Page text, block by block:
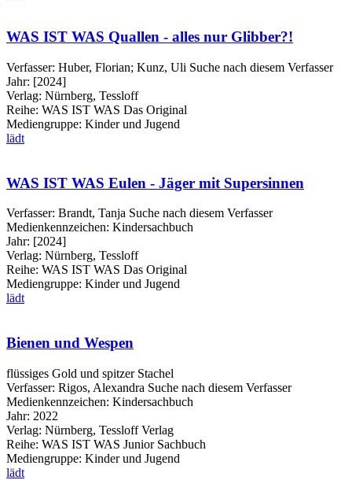
WAS IST WAS Quallen - alles nur Glibber?!
Verfasser: Huber, Florian; Kunz, Uli Suche nach diesem Verfasser
Jahr: [2024]
Verlag: Nürnberg, Tessloff
Reihe: WAS IST WAS Das Original
Mediengruppe: Kinder und Jugend
lädt
WAS IST WAS Eulen - Jäger mit Supersinnen
Verfasser: Brandt, Tanja Suche nach diesem Verfasser
Medienkennzeichen: Kindersachbuch
Jahr: [2024]
Verlag: Nürnberg, Tessloff
Reihe: WAS IST WAS Das Original
Mediengruppe: Kinder und Jugend
lädt
Bienen und Wespen
flüssiges Gold und spitzer Stachel
Verfasser: Rigos, Alexandra Suche nach diesem Verfasser
Medienkennzeichen: Kindersachbuch
Jahr: 2022
Verlag: Nürnberg, Tessloff Verlag
Reihe: WAS IST WAS Junior Sachbuch
Mediengruppe: Kinder und Jugend
lädt